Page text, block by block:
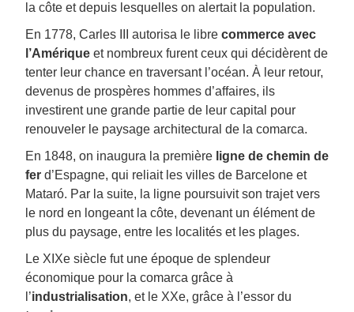
la côte et depuis lesquelles on alertait la population.
En 1778, Carles III autorisa le libre commerce avec
l’Amérique et nombreux furent ceux qui décidèrent de
tenter leur chance en traversant l’océan. À leur retour,
devenus de prospères hommes d’affaires, ils
investirent une grande partie de leur capital pour
renouveler le paysage architectural de la comarca.
En 1848, on inaugura la première ligne de chemin de
fer d’Espagne, qui reliait les villes de Barcelone et
Mataró. Par la suite, la ligne poursuivit son trajet vers
le nord en longeant la côte, devenant un élément de
plus du paysage, entre les localités et les plages.
Le XIXe siècle fut une époque de splendeur
économique pour la comarca grâce à
l’industrialisation, et le XXe, grâce à l’essor du